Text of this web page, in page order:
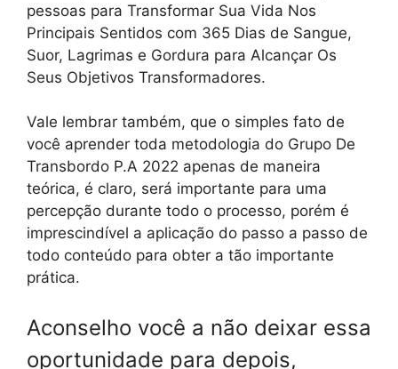
pessoas para Transformar Sua Vida Nos
Principais Sentidos com 365 Dias de Sangue,
Suor, Lagrimas e Gordura para Alcançar Os
Seus Objetivos Transformadores.
Vale lembrar também, que o simples fato de
você aprender toda metodologia do Grupo De
Transbordo P.A 2022 apenas de maneira
teórica, é claro, será importante para uma
percepção durante todo o processo, porém é
imprescindível a aplicação do passo a passo de
todo conteúdo para obter a tão importante
prática.
Aconselho você a não deixar essa
oportunidade para depois,